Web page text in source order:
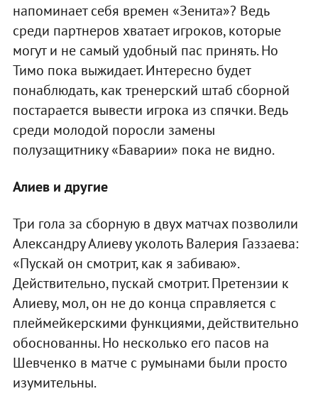
напоминает себя времен «Зенита»? Ведь
среди партнеров хватает игроков, которые
могут и не самый удобный пас принять. Но
Тимо пока выжидает. Интересно будет
понаблюдать, как тренерский штаб сборной
постарается вывести игрока из спячки. Ведь
среди молодой поросли замены
полузащитнику «Баварии» пока не видно.
Алиев и другие
Три гола за сборную в двух матчах позволили
Александру Алиеву уколоть Валерия Газзаева:
«Пускай он смотрит, как я забиваю».
Действительно, пускай смотрит. Претензии к
Алиеву, мол, он не до конца справляется с
плеймейкерскими функциями, действительно
обоснованны. Но несколько его пасов на
Шевченко в матче с румынами были просто
изумительны.